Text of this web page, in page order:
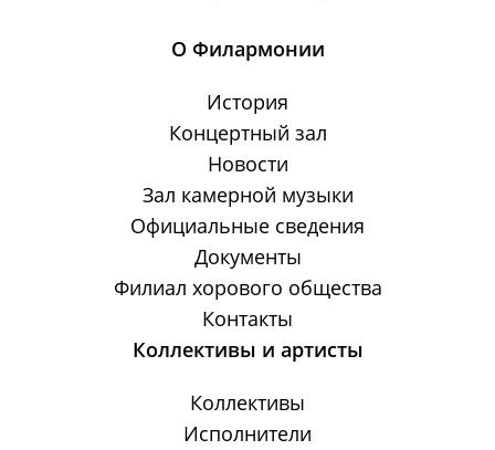
О Филармонии
История
Концертный зал
Новости
Зал камерной музыки
Официальные сведения
Документы
Филиал хорового общества
Контакты
Коллективы и артисты
Коллективы
Исполнители